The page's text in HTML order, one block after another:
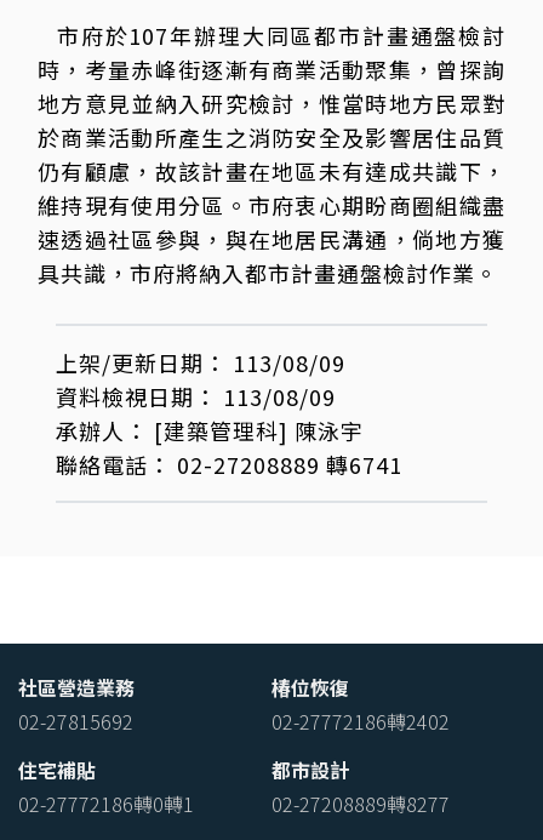
市府於107年辦理大同區都市計畫通盤檢討
時，考量赤峰街逐漸有商業活動聚集，曾探詢
地方意見並納入研究檢討，惟當時地方民眾對
於商業活動所產生之消防安全及影響居住品質
仍有顧慮，故該計畫在地區未有達成共識下，
維持現有使用分區。市府衷心期盼商圈組織盡
速透過社區參與，與在地居民溝通，倘地方獲
具共識，市府將納入都市計畫通盤檢討作業。
上架/更新日期： 113/08/09
資料檢視日期： 113/08/09
承辦人： [建築管理科] 陳泳宇
聯絡電話： 02-27208889 轉6741
社區營造業務
02-27815692
椿位恢復
02-27772186轉2402
住宅補貼
02-27772186轉0轉1
都市設計
02-27208889轉8277